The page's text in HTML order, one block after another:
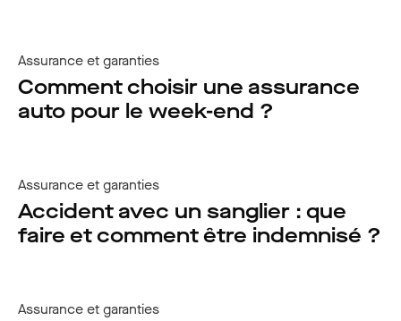
Assurance et garanties
Comment choisir une assurance
auto pour le week-end ?
Assurance et garanties
Accident avec un sanglier : que
faire et comment être indemnisé ?
Assurance et garanties